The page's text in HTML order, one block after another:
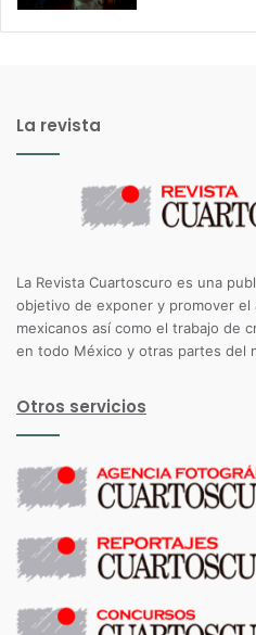
La revista
La Revista Cuartoscuro es una
objetivo de exponer y promover
mexicanos así como el trabajo de
en todo México y otras partes del
Otros servicios